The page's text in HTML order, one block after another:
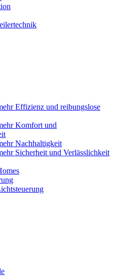
Effizienz und reibungslose
Komfort und
Nachhaltigkeit
Sicherheit und Verlässlichkeit